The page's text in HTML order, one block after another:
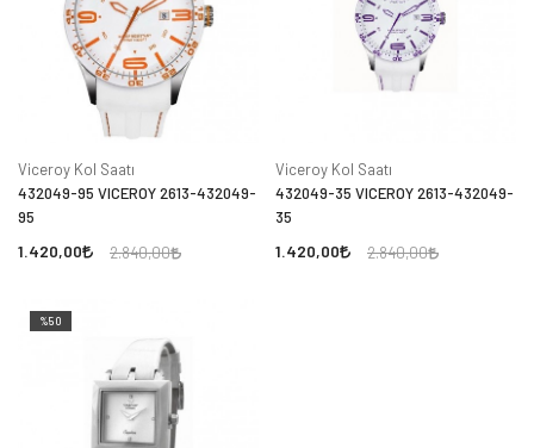
Viceroy Kol Saatı
432049-95 VICEROY 2613-432049-
95
1.420,00 2.840,00
Viceroy Kol Saatı
432049-35 VICEROY 2613-432049-
35
1.420,00 2.840,00
%50